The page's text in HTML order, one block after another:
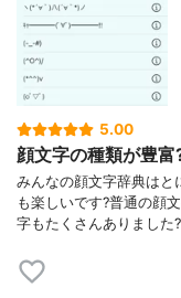
5.00
顔文字の種類が豊富
みんなの顔文字辞典はと
も楽しいです?普通の顔
字もたくさんありました